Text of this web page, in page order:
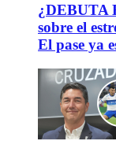
¿DEBUTA
sobre el
El pase ya